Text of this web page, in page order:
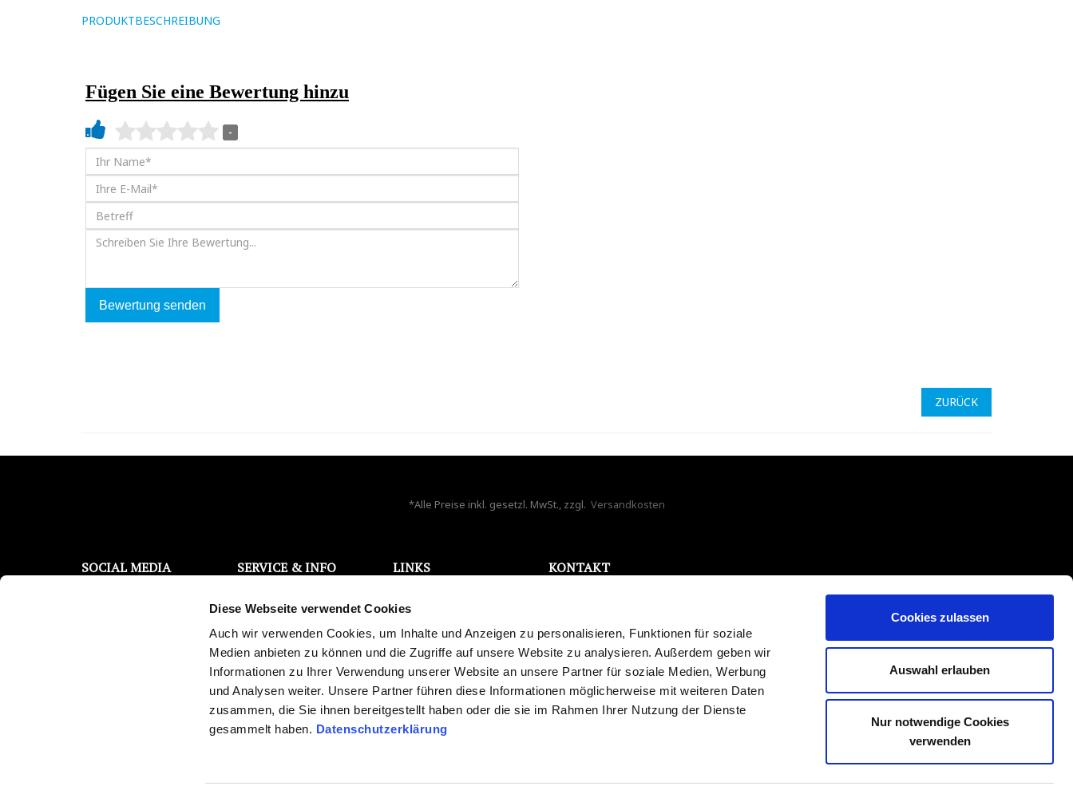
Diese Webseite verwendet Cookies
Auch wir verwenden Cookies, um Inhalte und Anzeigen zu personalisieren, Funktionen für soziale
Medien anbieten zu können und die Zugriffe auf unsere Website zu analysieren. Außerdem geben wir
Informationen zu Ihrer Verwendung unserer Website an unsere Partner für soziale Medien, Werbung
und Analysen weiter. Unsere Partner führen diese Informationen möglicherweise mit weiteren Daten
zusammen, die Sie ihnen bereitgestellt haben oder die sie im Rahmen Ihrer Nutzung der Dienste
gesammelt haben. Datenschutzerklärung
Cookies zulassen
Auswahl erlauben
Nur notwendige Cookies
verwenden
PRODUKTBESCHREIBUNG
Fügen Sie eine Bewertung hinzu
-
Bewertung senden
ZURÜCK
*Alle Preise inkl. gesetzl. MwSt., zzgl. Versandkosten
SOCIAL MEDIA SERVICE & INFO
Kontaktanfrage
Kostenloser Wassertest
Trinkwasser Broschüre
Reklamations-/
Newsletter abonnieren
Medienberichte
Ersparnisrechner
LINKS
AGB
Datenschutz
Impressum
Karriere
Blog
Widerrufsrecht
Versand und Zahlung
KONTAKT
86441 Zusmarshausen
Deutschland
info@bela-aqua.de